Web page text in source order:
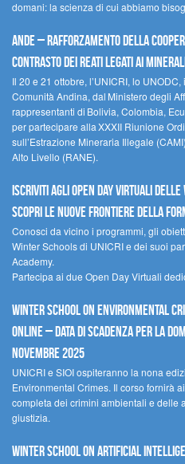
domani: la scienza di cui abbiamo
Ande – Rafforzamento della
contrasto dei reati legati ai minerali
Il 20 e 21 ottobre, l’UNICRI, lo
Comunità Andina, dal Ministero degli
rappresentanti di Bolivia, Colombia,
per partecipare alla XXXII Riunione
sull’Estrazione Mineraria Illegale
Alto Livello (RANE).
Iscriviti agli Open Day Virtuali delle
scopri le nuove frontiere della
Conosci da vicino i programmi, gli
Winter Schools di UNICRI e dei suoi
Academy.
Partecipa ai due Open Day Virtuali
Winter School on Environmental
Online – Data di scadenza per la
novembre 2025
UNICRI e SIOI ospiteranno la nona
Environmental Crimes. Il corso fornirà
completa dei crimini ambientali e delle
giustizia.
Winter School on Artificial